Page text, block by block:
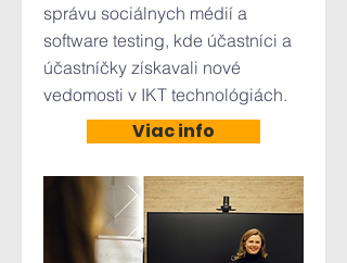
správu sociálnych médií a
software testing, kde účastníci a
účastníčky získavali nové
vedomosti v IKT technológiách.
Viac info